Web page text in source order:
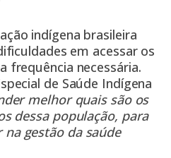
indígena brasileira
em acessar os
frequência necessária.
de Saúde Indígena
melhor quais são os
dessa população, para
na gestão da saúde